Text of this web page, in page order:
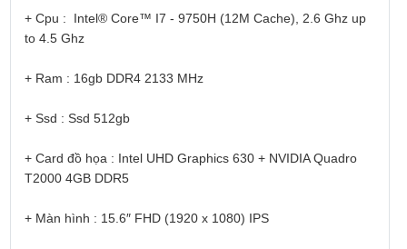
+ Cpu : Intel® Core™ I7 - 9750H (12M Cache), 2.6 Ghz up
to 4.5 Ghz
+ Ram : 16gb DDR4 2133 MHz
+ Ssd : Ssd 512gb
+ Card đồ họa : Intel UHD Graphics 630 + NVIDIA Quadro
T2000 4GB DDR5
+ Màn hình : 15.6″ FHD (1920 x 1080) IPS